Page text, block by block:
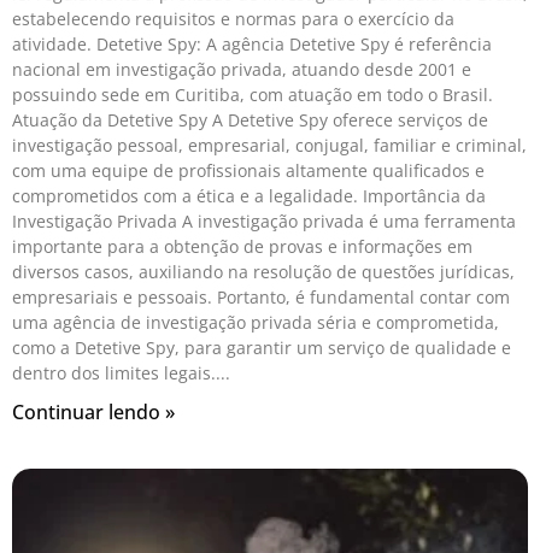
estabelecendo requisitos e normas para o exercício da
atividade. Detetive Spy: A agência Detetive Spy é referência
nacional em investigação privada, atuando desde 2001 e
possuindo sede em Curitiba, com atuação em todo o Brasil.
Atuação da Detetive Spy A Detetive Spy oferece serviços de
investigação pessoal, empresarial, conjugal, familiar e criminal,
com uma equipe de profissionais altamente qualificados e
comprometidos com a ética e a legalidade. Importância da
Investigação Privada A investigação privada é uma ferramenta
importante para a obtenção de provas e informações em
diversos casos, auxiliando na resolução de questões jurídicas,
empresariais e pessoais. Portanto, é fundamental contar com
uma agência de investigação privada séria e comprometida,
como a Detetive Spy, para garantir um serviço de qualidade e
dentro dos limites legais.
Continuar lendo »